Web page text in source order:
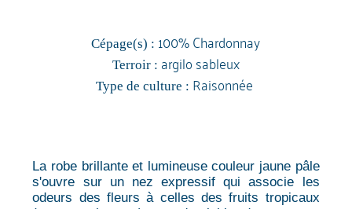
Cépage(s) : 100% Chardonnay
Terroir : argilo sableux
Type de culture : Raisonnée
La robe brillante et lumineuse couleur jaune pâle
s'ouvre sur un nez expressif qui associe les
odeurs des fleurs à celles des fruits tropicaux